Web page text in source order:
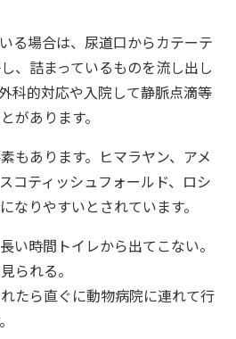
る場合は、尿道口からカテーテ
、詰まっているものを流し出し
科的対応や入院して静脈点滴等
があります。
もあります。ヒマラヤン、アメ
コティッシュフォールド、ロシ
なりやすいとされています。
い時間トイレから出てこない。
られる。
たら直ぐに動物病院に連れて行